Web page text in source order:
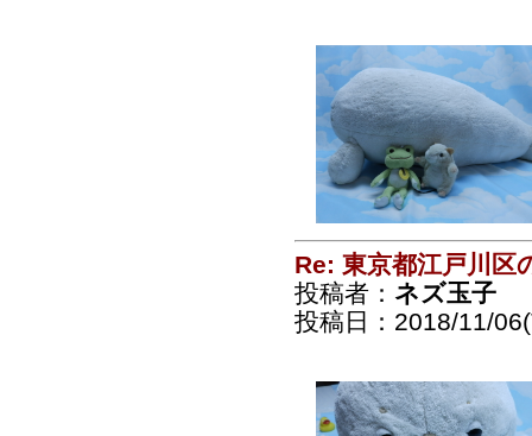
Re: 東京都江戸川区
投稿者： ネズ玉子
投稿日：2018/11/